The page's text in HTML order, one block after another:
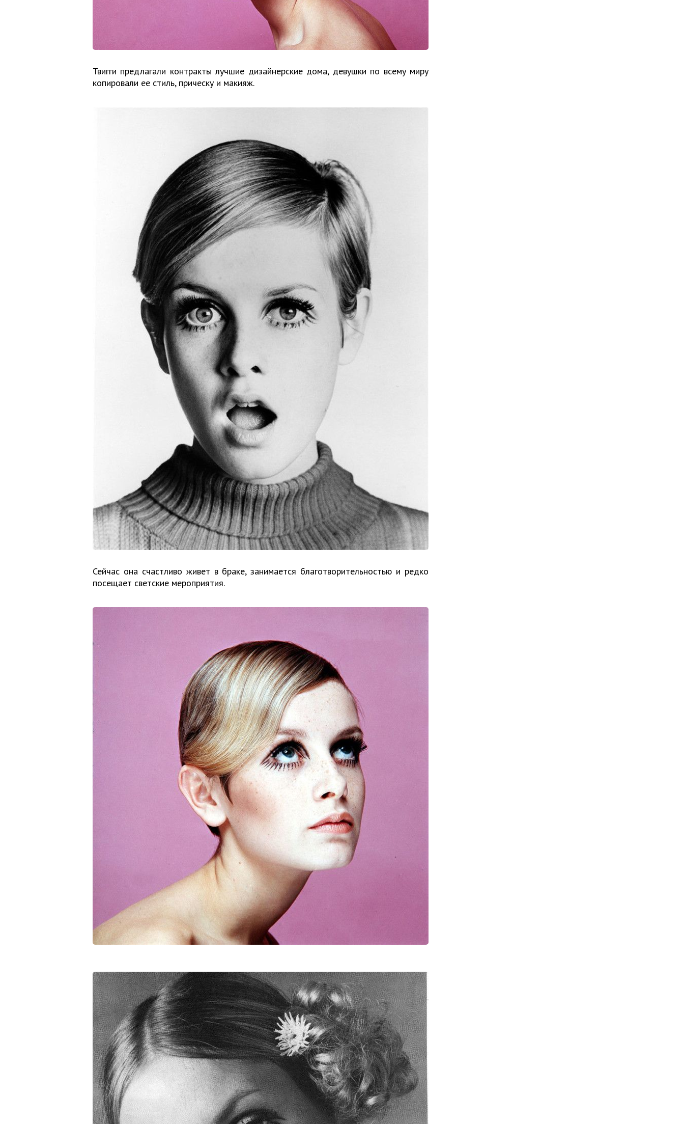
Твигги предлагали контракты лучшие дизайнерские дома, девушки по всему миру
копировали ее стиль, прическу и макияж.
Сейчас она счастливо живет в браке, занимается благотворительностью и редко
посещает светские мероприятия.